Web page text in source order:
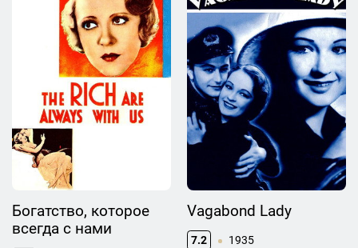
Богатство, которое
всегда с нами
Vagabond Lady
7.2 1935